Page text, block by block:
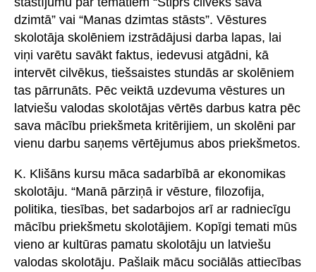
dzimtā” vai “Manas dzimtas stāsts”. Vēstures
skolotāja skolēniem izstrādājusi darba lapas, lai
viņi varētu savākt faktus, iedevusi atgādni, kā
intervēt cilvēkus, tiešsaistes stundās ar skolēniem
tas pārrunāts. Pēc veiktā uzdevuma vēstures un
latviešu valodas skolotājas vērtēs darbus katra pēc
sava mācību priekšmeta kritērijiem, un skolēni par
vienu darbu saņems vērtējumus abos priekšmetos.
K. Klišāns kursu māca sadarbībā ar ekonomikas
skolotāju. “Manā pārziņā ir vēsture, filozofija,
politika, tiesības, bet sadarbojos arī ar radniecīgu
mācību priekšmetu skolotājiem. Kopīgi temati mūs
vieno ar kultūras pamatu skolotāju un latviešu
valodas skolotāju. Pašlaik mācu sociālās attiecības